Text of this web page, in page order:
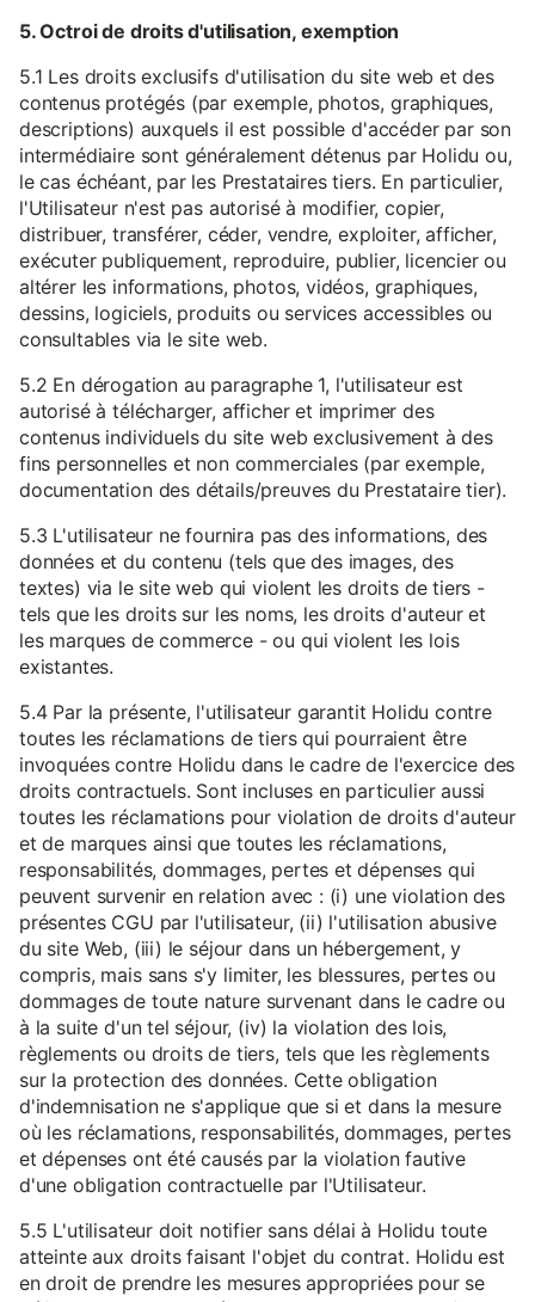
5. Octroi de droits d'utilisation, exemption
5.1 Les droits exclusifs d'utilisation du site web et des
contenus protégés (par exemple, photos, graphiques,
descriptions) auxquels il est possible d'accéder par son
intermédiaire sont généralement détenus par Holidu ou,
le cas échéant, par les Prestataires tiers. En particulier,
l'Utilisateur n'est pas autorisé à modifier, copier,
distribuer, transférer, céder, vendre, exploiter, afficher,
exécuter publiquement, reproduire, publier, licencier ou
altérer les informations, photos, vidéos, graphiques,
dessins, logiciels, produits ou services accessibles ou
consultables via le site web.
5.2 En dérogation au paragraphe 1, l'utilisateur est
autorisé à télécharger, afficher et imprimer des
contenus individuels du site web exclusivement à des
fins personnelles et non commerciales (par exemple,
documentation des détails/preuves du Prestataire tier).
5.3 L'utilisateur ne fournira pas des informations, des
données et du contenu (tels que des images, des
textes) via le site web qui violent les droits de tiers -
tels que les droits sur les noms, les droits d'auteur et
les marques de commerce - ou qui violent les lois
existantes.
5.4 Par la présente, l'utilisateur garantit Holidu contre
toutes les réclamations de tiers qui pourraient être
invoquées contre Holidu dans le cadre de l'exercice des
droits contractuels. Sont incluses en particulier aussi
toutes les réclamations pour violation de droits d'auteur
et de marques ainsi que toutes les réclamations,
responsabilités, dommages, pertes et dépenses qui
peuvent survenir en relation avec : (i) une violation des
présentes CGU par l'utilisateur, (ii) l'utilisation abusive
du site Web, (iii) le séjour dans un hébergement, y
compris, mais sans s'y limiter, les blessures, pertes ou
dommages de toute nature survenant dans le cadre ou
à la suite d'un tel séjour, (iv) la violation des lois,
règlements ou droits de tiers, tels que les règlements
sur la protection des données. Cette obligation
d'indemnisation ne s'applique que si et dans la mesure
où les réclamations, responsabilités, dommages, pertes
et dépenses ont été causés par la violation fautive
d'une obligation contractuelle par l'Utilisateur.
5.5 L'utilisateur doit notifier sans délai à Holidu toute
atteinte aux droits faisant l'objet du contrat. Holidu est
en droit de prendre les mesures appropriées pour se